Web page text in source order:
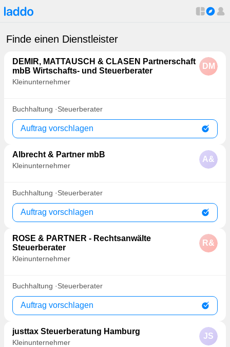
Finde einen Dienstleister
DEMIR, MATTAUSCH & CLASEN Partnerschaft
mbB Wirtschafts- und Steuerberater
Kleinunternehmer
DM
Buchhaltung Steuerberater
Auftrag vorschlagen
Albrecht & Partner mbB
Kleinunternehmer
A&
Buchhaltung Steuerberater
Auftrag vorschlagen
ROSE & PARTNER - Rechtsanwälte
Steuerberater
Kleinunternehmer
R&
Buchhaltung Steuerberater
Auftrag vorschlagen
justtax Steuerberatung Hamburg
Kleinunternehmer
JS